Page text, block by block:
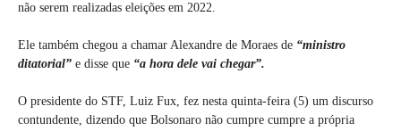
não serem realizadas eleições em 2022.
Ele também chegou a chamar Alexandre de Moraes de “ministro
ditatorial” e disse que “a hora dele vai chegar”.
O presidente do STF, Luiz Fux, fez nesta quinta-feira (5) um discurso
contundente, dizendo que Bolsonaro não cumpre cumpre a própria